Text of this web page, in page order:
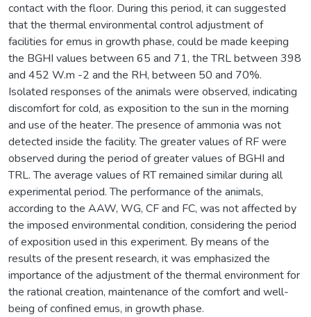
contact with the floor. During this period, it can suggested
that the thermal environmental control adjustment of
facilities for emus in growth phase, could be made keeping
the BGHI values between 65 and 71, the TRL between 398
and 452 W.m -2 and the RH, between 50 and 70%.
Isolated responses of the animals were observed, indicating
discomfort for cold, as exposition to the sun in the morning
and use of the heater. The presence of ammonia was not
detected inside the facility. The greater values of RF were
observed during the period of greater values of BGHI and
TRL. The average values of RT remained similar during all
experimental period. The performance of the animals,
according to the AAW, WG, CF and FC, was not affected by
the imposed environmental condition, considering the period
of exposition used in this experiment. By means of the
results of the present research, it was emphasized the
importance of the adjustment of the thermal environment for
the rational creation, maintenance of the comfort and well-
being of confined emus, in growth phase.